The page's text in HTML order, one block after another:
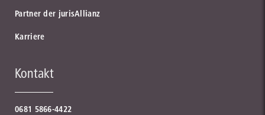
Partner der jurisAllianz
Karriere
Kontakt
0681 5866-4422